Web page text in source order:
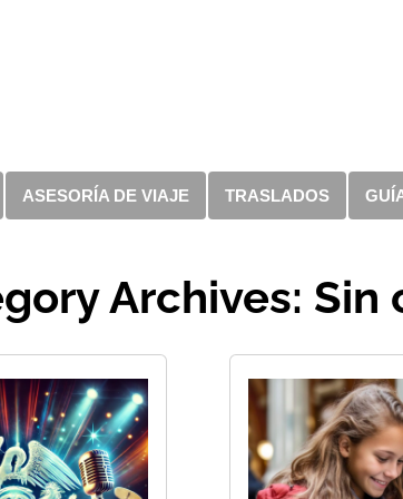
ASESORÍA DE VIAJE TRASLADOS
Archives: Sin